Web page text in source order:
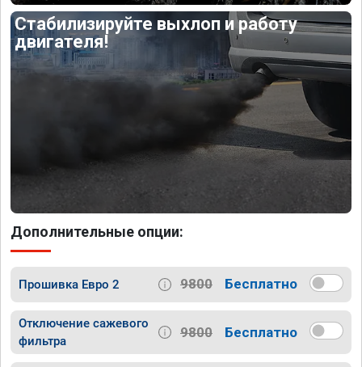
Стабилизируйте выхлоп и работу
двигателя!
Дополнительные опции:
Прошивка Евро 2 9800 Бесплатно
Отключение сажевого
фильтра
9800 Бесплатно